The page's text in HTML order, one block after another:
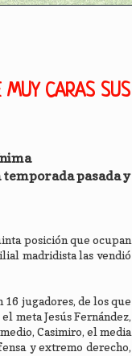
CARAS SUS
pasada y
posición que ocupan
madridista las vendió
jugadores, de los que
meta Jesús Fernández,
Casimiro, el media
y extremo derecho,